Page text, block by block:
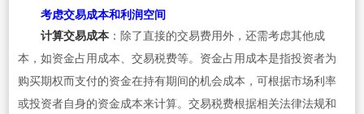
考虑交易成本和利润空间
计算交易成本：除了直接的交易费用外，还需考虑其他成
本，如资金占用成本、交易税费等。资金占用成本是指投资者为
购买期权而支付的资金在持有期间的机会成本，可根据市场利率
或投资者自身的资金成本来计算。交易税费根据相关法律法规和